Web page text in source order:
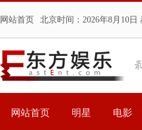
网站首页 北京时间： 2026年8月10日
网站首页 明星 电影